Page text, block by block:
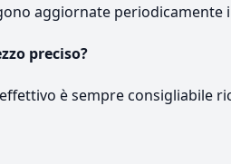
aggiornate periodicamente
preciso?
è sempre consigliabile